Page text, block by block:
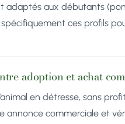
adaptés aux débutants
ces profils
adoption et achat
en détresse, sans
annonce commerciale et